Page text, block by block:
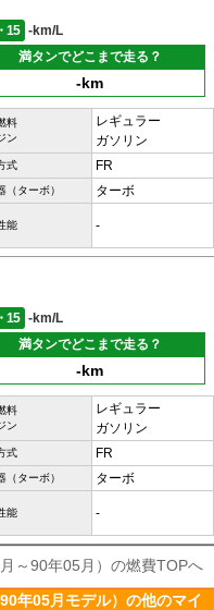
15
-km/L
満タンでどこまで走る？
-km
料
ン
レギュラー
ガソリン
式 FR
（ターボ） ターボ
能 -
15
-km/L
満タンでどこまで走る？
-km
料
ン
レギュラー
ガソリン
式 FR
（ターボ） ターボ
能 -
～90年05月）の燃費TOPへ
年05月モデル）の他のマイ